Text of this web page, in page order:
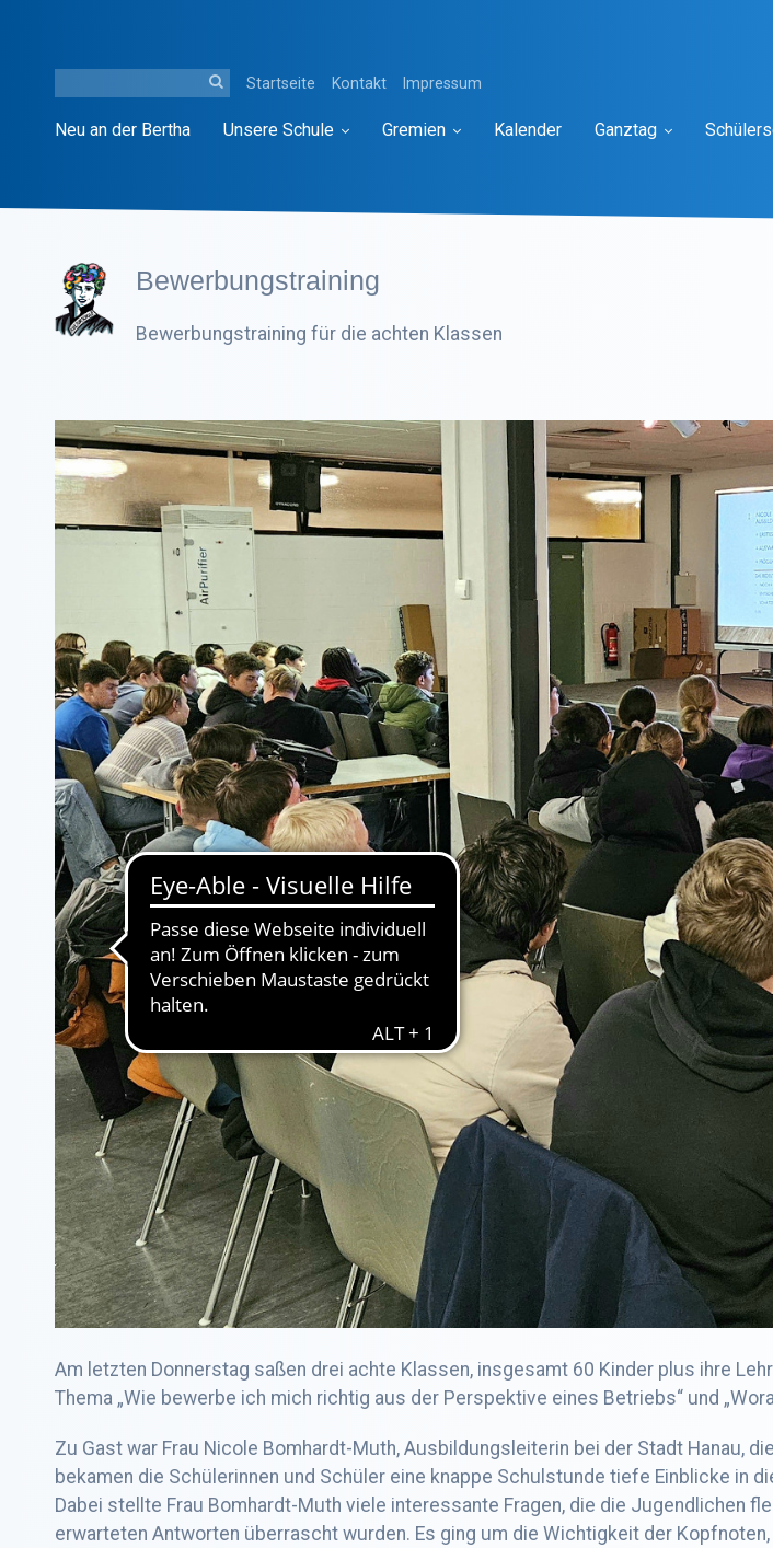
Startseite Kontakt Impressum
Neu an der Bertha Unsere Schule Gremien Kalender Ganztag
Bewerbungstraining
Bewerbungstraining für die achten Klassen
Am letzten Donnerstag saßen drei achte Klassen, insgesamt 60 Kinder plus ihre
Thema „Wie bewerbe ich mich richtig aus der Perspektive eines Betriebs“ und
Zu Gast war Frau Nicole Bomhardt-Muth, Ausbildungsleiterin bei der Stadt Hanau,
bekamen die Schülerinnen und Schüler eine knappe Schulstunde tiefe Einblicke in
Dabei stellte Frau Bomhardt-Muth viele interessante Fragen, die die Jugendlichen
erwarteten Antworten überrascht wurden. Es ging um die Wichtigkeit der